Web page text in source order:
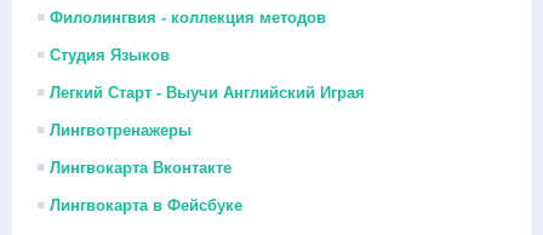
Филолингвия - коллекция методов
Студия Языков
Легкий Старт - Выучи Английский Играя
Лингвотренажеры
Лингвокарта Вконтакте
Лингвокарта в Фейсбуке